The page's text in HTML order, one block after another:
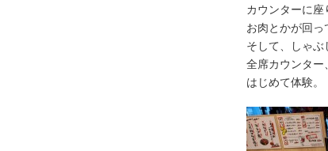
カウンターに座
お肉とかが回っ
そして、しゃぶ
全席カウンタ
はじめて体験。